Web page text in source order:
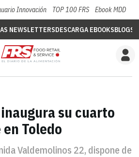
Innovación TOP 100 FRS Ebook MDD
NEWSLETTERSDESCARGA EBOOKSBLOGS
su cuarto
Toledo
Valdemolinos 22, dispone de